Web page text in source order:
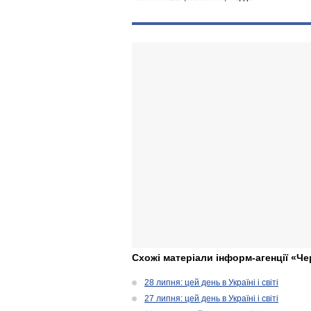
Схожі матеріали інформ-агенції
28 липня: цей день в Україні і світі
27 липня: цей день в Україні і світі